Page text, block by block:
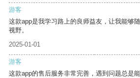
游客
这款app是我学习路上的良师益友，让我能够
视野。
2025-01-01
游客
这款app的售后服务非常完善，遇到问题总是